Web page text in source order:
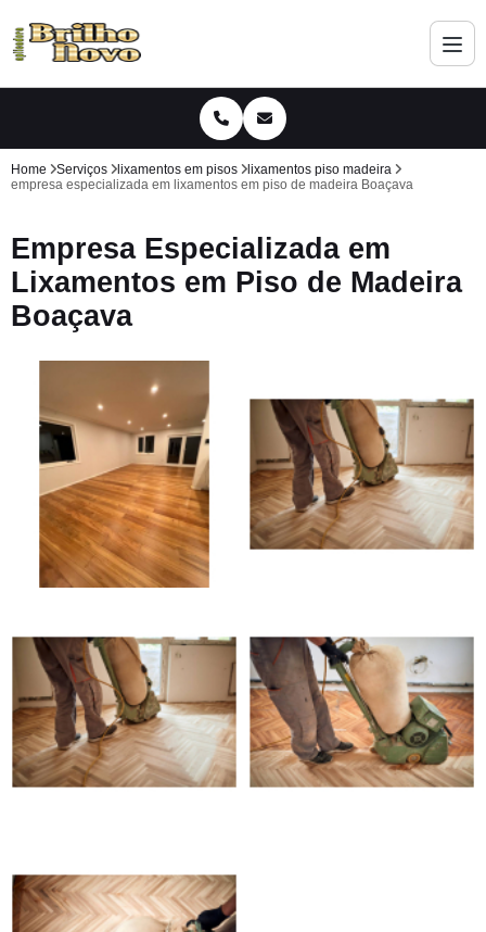
Home Serviços lixamentos em pisos
lixamentos piso madeira
empresa especializada em lixamentos em piso de madeira Boaçava
Empresa Especializada em
Lixamentos em Piso de Madeira
Boaçava